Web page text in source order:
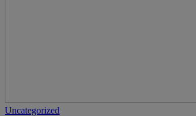
Uncategorized